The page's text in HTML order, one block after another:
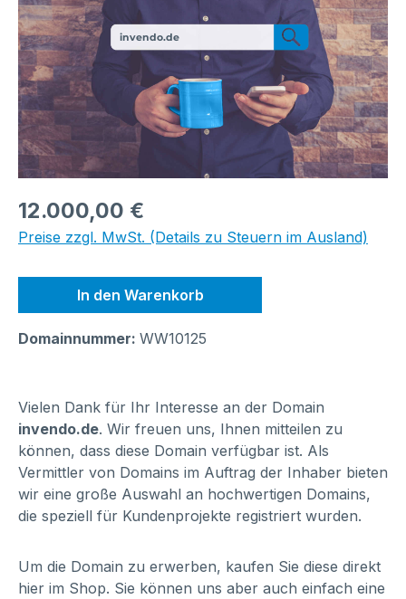
invendo.de
Regulärer Preis:
12.000,00 €
Preise zzgl. MwSt. (Details zu Steuern im Ausland)
In den Warenkorb
Domainnummer: WW10125
Vielen Dank für Ihr Interesse an der Domain
invendo.de. Wir freuen uns, Ihnen mitteilen zu
können, dass diese Domain verfügbar ist. Als
Vermittler von Domains im Auftrag der Inhaber bieten
wir eine große Auswahl an hochwertigen Domains,
die speziell für Kundenprojekte registriert wurden.
Um die Domain zu erwerben, kaufen Sie diese direkt
hier im Shop. Sie können uns aber auch einfach eine